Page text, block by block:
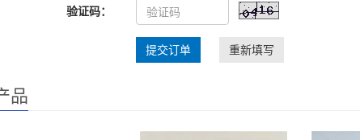
验证码：
提交订单 重新填写
品